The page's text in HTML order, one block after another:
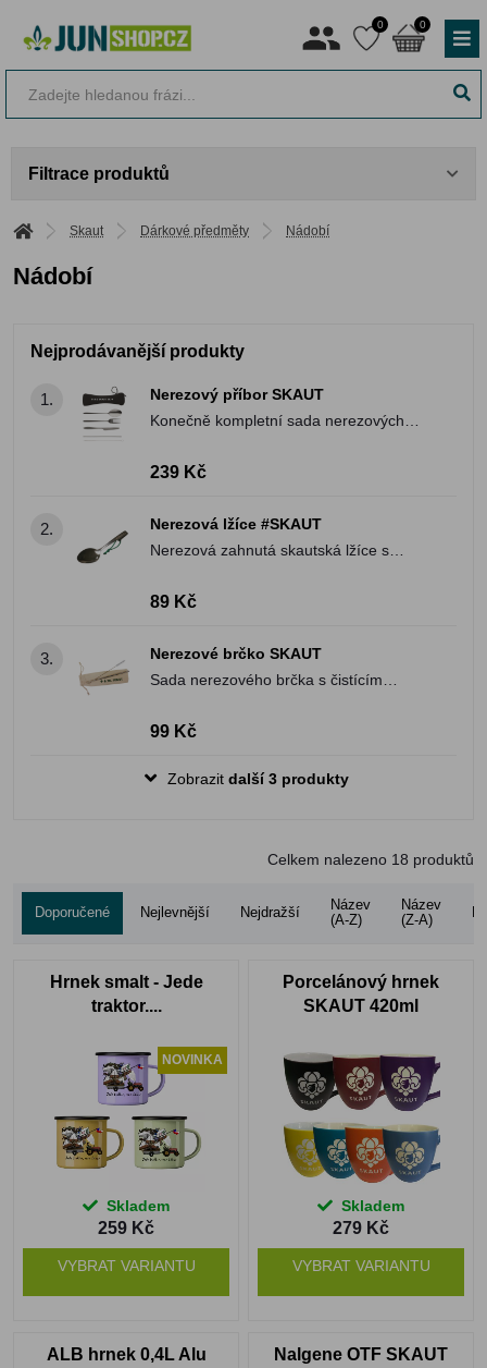
0 0
Filtrace produktů
Skaut Dárkové předměty Nádobí
Nádobí
Nejprodávanější produkty
1.
Nerezový příbor SKAUT
Konečně kompletní sada nerezových
táborovém použití.
239 Kč
2.
Nerezová lžíce #SKAUT
Nerezová zahnutá skautská lžíce s
89 Kč
3.
Nerezové brčko SKAUT
Sada nerezového brčka s čistícím
skautskými motivy.
99 Kč
Zobrazit další 3 produkty
Celkem nalezeno 18 produktů
Doporučené Nejlevnější Nejdražší
Název
(A-Z)
Název
(Z-A)
Hrnek smalt - Jede
traktor....
NOVINKA
Skladem
259 Kč
VYBRAT VARIANTU
Porcelánový hrnek
SKAUT 420ml
Skladem
279 Kč
VYBRAT VARIANTU
ALB hrnek 0,4L Alu
Nalgene OTF SKAUT